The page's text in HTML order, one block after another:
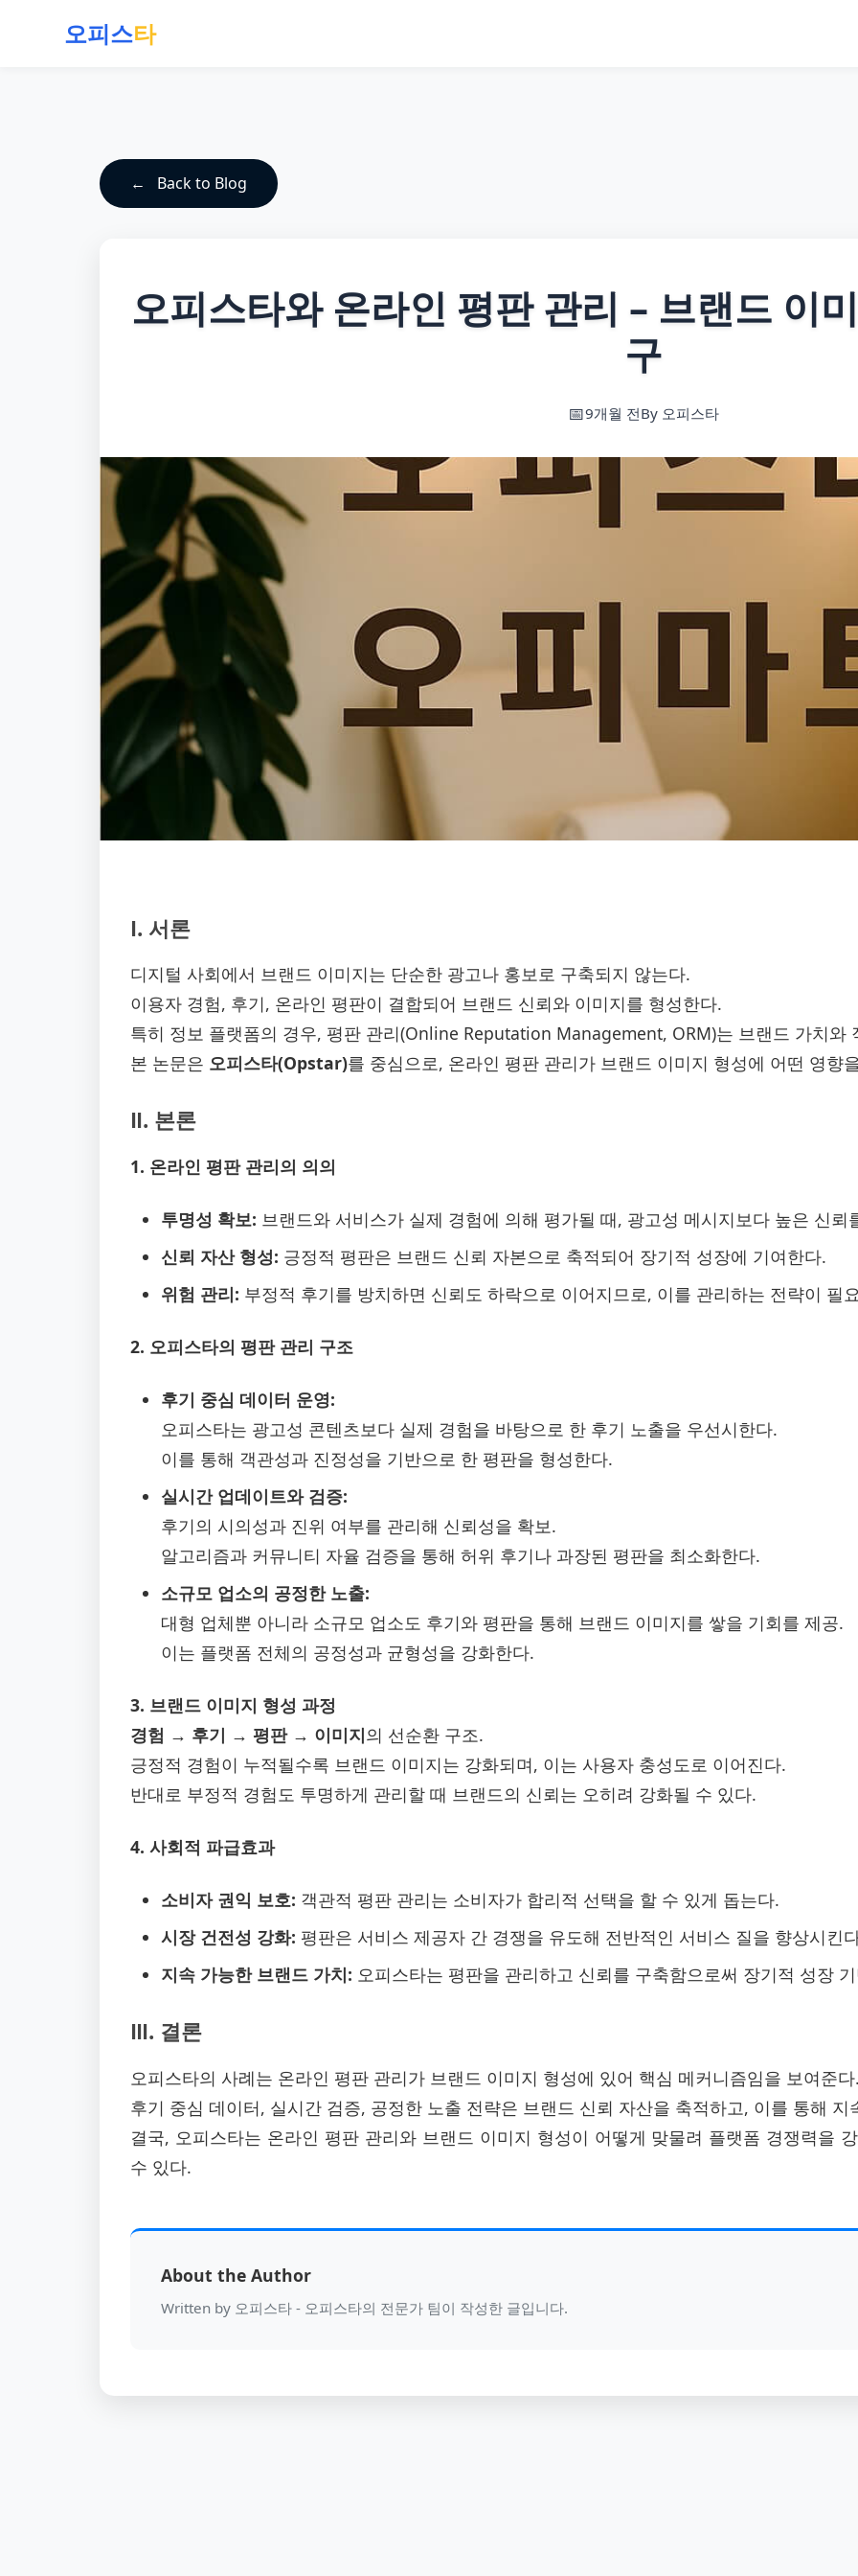
오피스타
Back to Blog
오피스타와 온라인 평판 관리 – 브랜드 이
구
9개월 전By 오피스타
Ⅰ. 서론
디지털 사회에서 브랜드 이미지는 단순한 광고나 홍보로 구축되지 않는다.
이용자 경험, 후기, 온라인 평판이 결합되어 브랜드 신뢰와 이미지를 형성한다.
특히 정보 플랫폼의 경우, 평판 관리(Online Reputation Management, ORM)는 브랜드 가치와
본 논문은 오피스타(Opstar)를 중심으로, 온라인 평판 관리가 브랜드 이미지 형성에 어떤 영향
Ⅱ. 본론
1. 온라인 평판 관리의 의의
투명성 확보: 브랜드와 서비스가 실제 경험에 의해 평가될 때, 광고성 메시지보다 높은 신뢰
신뢰 자산 형성: 긍정적 평판은 브랜드 신뢰 자본으로 축적되어 장기적 성장에 기여한다.
위험 관리: 부정적 후기를 방치하면 신뢰도 하락으로 이어지므로, 이를 관리하는 전략이 필
2. 오피스타의 평판 관리 구조
후기 중심 데이터 운영:
오피스타는 광고성 콘텐츠보다 실제 경험을 바탕으로 한 후기 노출을 우선시한다.
이를 통해 객관성과 진정성을 기반으로 한 평판을 형성한다.
실시간 업데이트와 검증:
후기의 시의성과 진위 여부를 관리해 신뢰성을 확보.
알고리즘과 커뮤니티 자율 검증을 통해 허위 후기나 과장된 평판을 최소화한다.
소규모 업소의 공정한 노출:
대형 업체뿐 아니라 소규모 업소도 후기와 평판을 통해 브랜드 이미지를 쌓을 기회를 제공.
이는 플랫폼 전체의 공정성과 균형성을 강화한다.
3. 브랜드 이미지 형성 과정
경험 → 후기 → 평판 → 이미지의 선순환 구조.
긍정적 경험이 누적될수록 브랜드 이미지는 강화되며, 이는 사용자 충성도로 이어진다.
반대로 부정적 경험도 투명하게 관리할 때 브랜드의 신뢰는 오히려 강화될 수 있다.
4. 사회적 파급효과
소비자 권익 보호: 객관적 평판 관리는 소비자가 합리적 선택을 할 수 있게 돕는다.
시장 건전성 강화: 평판은 서비스 제공자 간 경쟁을 유도해 전반적인 서비스 질을 향상시킨
지속 가능한 브랜드 가치: 오피스타는 평판을 관리하고 신뢰를 구축함으로써 장기적 성장
Ⅲ. 결론
오피스타의 사례는 온라인 평판 관리가 브랜드 이미지 형성에 있어 핵심 메커니즘임을 보여준
후기 중심 데이터, 실시간 검증, 공정한 노출 전략은 브랜드 신뢰 자산을 축적하고, 이를 통해
결국, 오피스타는 온라인 평판 관리와 브랜드 이미지 형성이 어떻게 맞물려 플랫폼 경쟁력을
수 있다.
About the Author
Written by 오피스타 - 오피스타의 전문가 팀이 작성한 글입니다.